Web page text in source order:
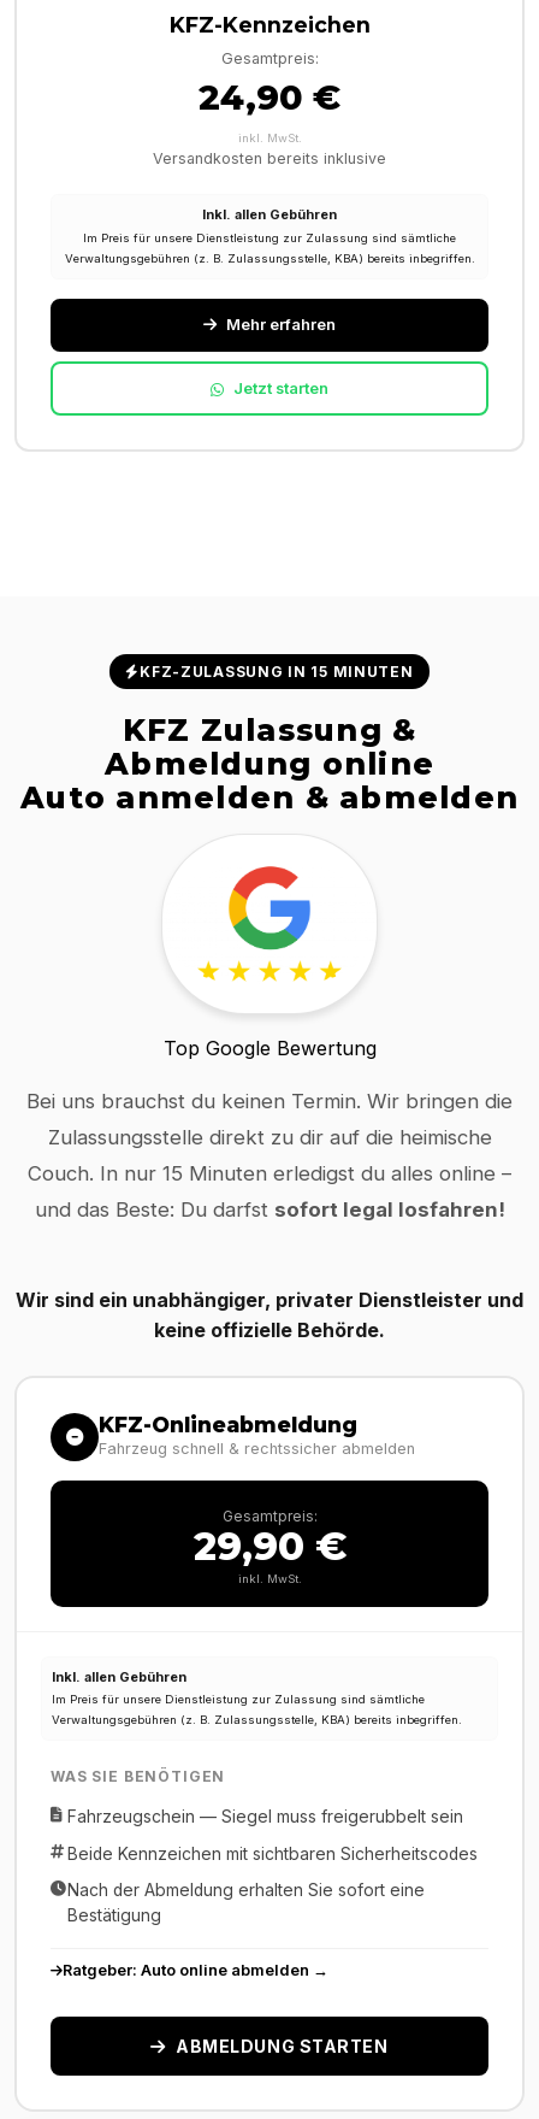
KFZ-Kennzeichen
Gesamtpreis:
24,90 €
inkl. MwSt.
Versandkosten bereits inklusive
Inkl. allen Gebühren
Im Preis für unsere Dienstleistung zur Zulassung sind sämtliche
Verwaltungsgebühren (z. B. Zulassungsstelle, KBA) bereits inbegriffen.
Mehr erfahren
Jetzt starten
KFZ-ZULASSUNG IN 15 MINUTEN
KFZ Zulassung &
Abmeldung online
Auto anmelden & abmelden
Top Google Bewertung
Bei uns brauchst du keinen Termin. Wir bringen die
Zulassungsstelle direkt zu dir auf die heimische
Couch. In nur 15 Minuten erledigst du alles online –
und das Beste: Du darfst sofort legal losfahren!
Wir sind ein unabhängiger, privater Dienstleister und
keine offizielle Behörde.
KFZ-Onlineabmeldung
Fahrzeug schnell & rechtssicher abmelden
Gesamtpreis:
29,90 €
inkl. MwSt.
Inkl. allen Gebühren
Im Preis für unsere Dienstleistung zur Zulassung sind sämtliche
Verwaltungsgebühren (z. B. Zulassungsstelle, KBA) bereits inbegriffen.
WAS SIE BENÖTIGEN
Fahrzeugschein — Siegel muss freigerubbelt sein
Beide Kennzeichen mit sichtbaren Sicherheitscodes
Nach der Abmeldung erhalten Sie sofort eine
Bestätigung
Ratgeber: Auto online abmelden →
ABMELDUNG STARTEN